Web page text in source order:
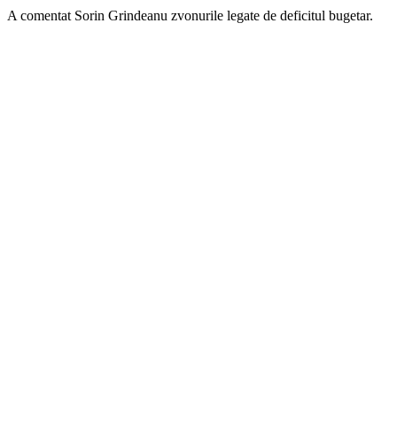
A comentat Sorin Grindeanu zvonurile legate de deficitul bugetar.